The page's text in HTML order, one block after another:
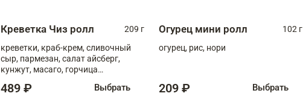
Креветка Чиз ролл
209 г
креветки, краб-крем, сливочный
сыр, пармезан, салат айсберг,
кунжут, масаго, горчица
489 ₽ Выбрать
Огурец мини ролл
102 г
огурец, рис, нори
209 ₽ Выбрать